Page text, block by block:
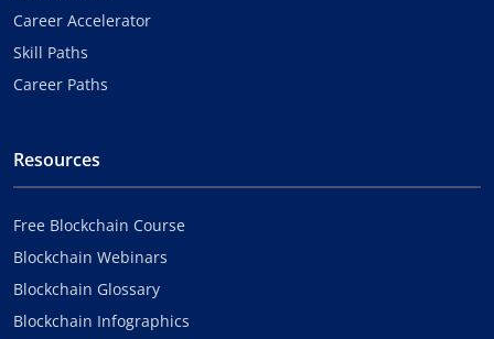
Career Accelerator
Skill Paths
Career Paths
Resources
Free Blockchain Course
Blockchain Webinars
Blockchain Glossary
Blockchain Infographics